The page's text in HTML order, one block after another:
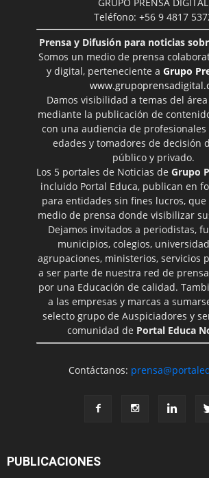
GRUPO PRENSA DIGITAL
Teléfono: +56 9 4817
Prensa y Difusión para noticias
Somos un medio de prensa
y digital, perteneciente a Grupo
Damos visibilidad a temas del
mediante la publicación de
con una audiencia de profesionales
edades y tomadores de decisión
público y privado.
Los 5 portales de Noticias de Grupo
incluido Portal Educa, publican en
para entidades sin fines lucros,
medio de prensa donde visibilizar
Dejamos invitados a periodistas,
municipios, colegios,
agrupaciones, ministerios, servicios
a ser parte de nuestra red de
por una Educación de calidad.
a las empresas y marcas a
selecto grupo de Auspiciadores y
comunidad de Portal Educa
Contáctanos:
PUBLICACIONES